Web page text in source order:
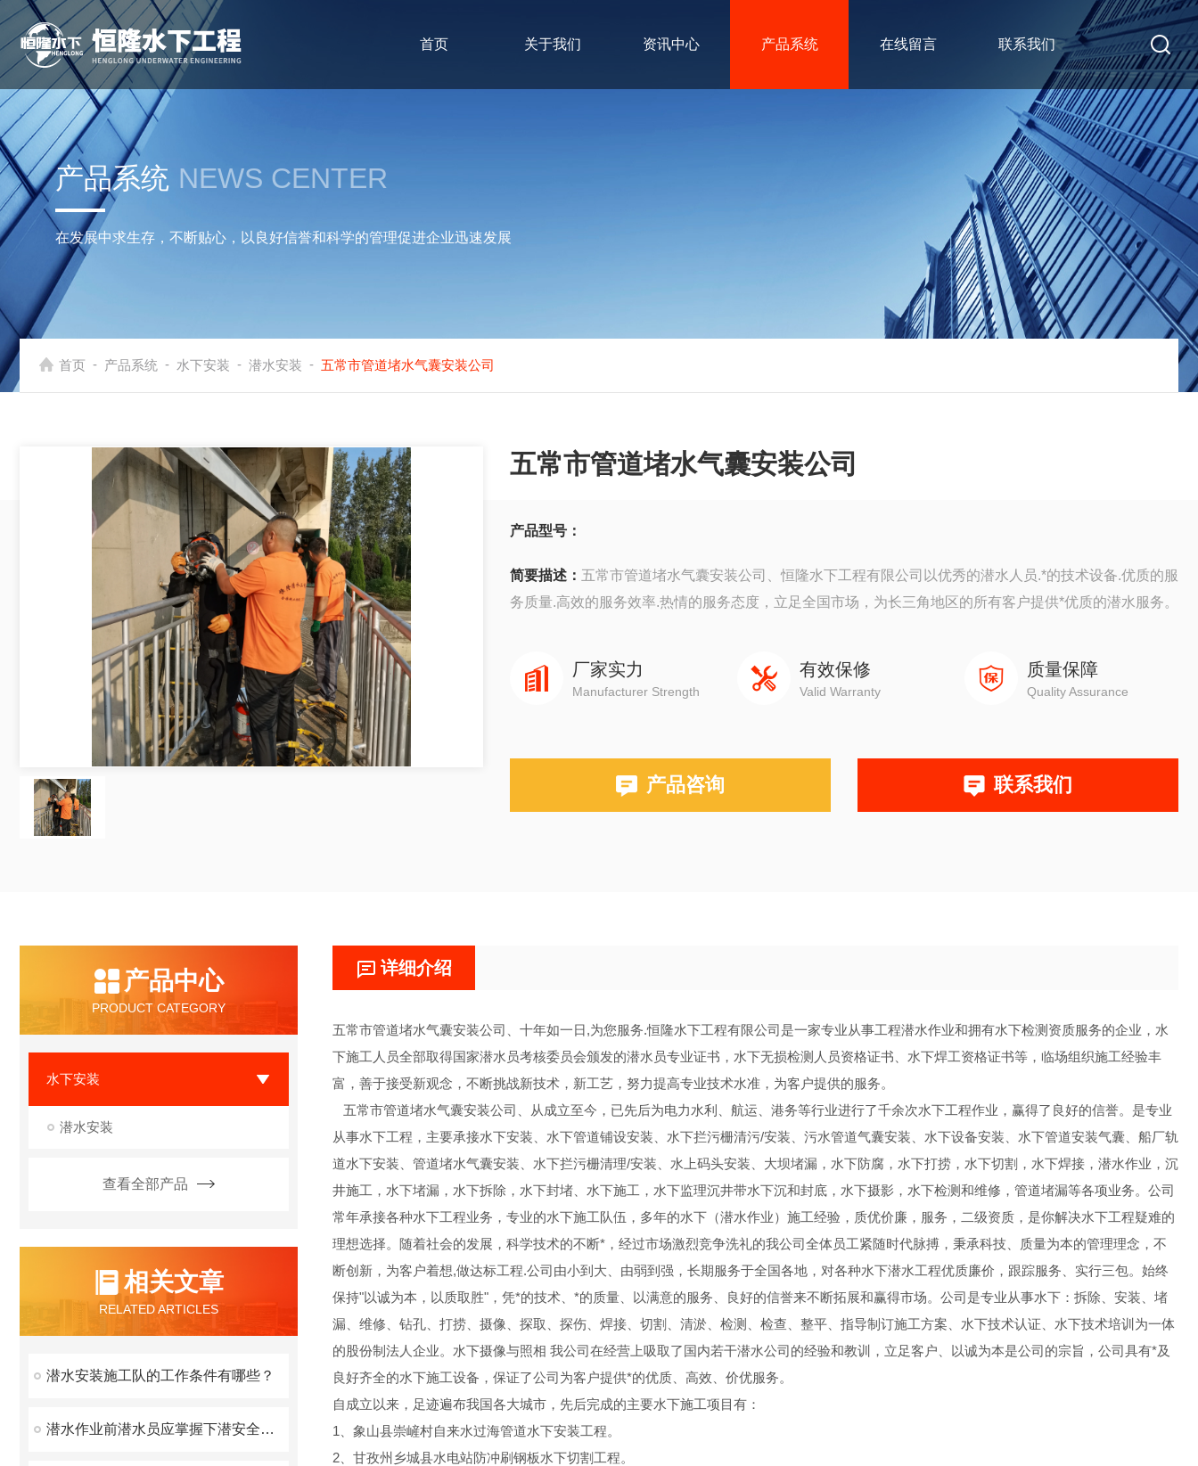
首页 关于我们 资讯中心 产品系统 在线留言 联系我们
产品系统 NEWS CENTER
在发展中求生存，不断贴心，以良好信誉和科学的管理促进企业迅速发展
首页 - 产品系统 - 水下安装 - 潜水安装 - 五常市管道堵水气囊安装公司
五常市管道堵水气囊安装公司
产品型号：
简要描述： 五常市管道堵水气囊安装公司、恒隆水下工程有限公司以优秀的潜水人员.*的技术设备.优质的服
务质量.高效的服务效率.热情的服务态度，立足全国市场，为长三角地区的所有客户提供*优质的潜水服务。
厂家实力
Manufacturer Strength
有效保修
Valid Warranty
质量保障
Quality Assurance
产品咨询 联系我们
产品中心
PRODUCT CATEGORY
水下安装
潜水安装
查看全部产品
相关文章
RELATED ARTICLES
潜水安装施工队的工作条件有哪些？
潜水作业前潜水员应掌握下潜安全要素
详细介绍
五常市管道堵水气囊安装公司、十年如一日,为您服务.恒隆水下工程有限公司是一家专业从事工程潜水作业和拥有水下检测资质服务的企业，水
下施工人员全部取得国家潜水员考核委员会颁发的潜水员专业证书，水下无损检测人员资格证书、水下焊工资格证书等，临场组织施工经验丰
富，善于接受新观念，不断挑战新技术，新工艺，努力提高专业技术水准，为客户提供的服务。
五常市管道堵水气囊安装公司、从成立至今，已先后为电力水利、航运、港务等行业进行了千余次水下工程作业，赢得了良好的信誉。是专业
从事水下工程，主要承接水下安装、水下管道铺设安装、水下拦污栅清污/安装、污水管道气囊安装、水下设备安装、水下管道安装气囊、船厂轨
道水下安装、管道堵水气囊安装、水下拦污栅清理/安装、水上码头安装、大坝堵漏，水下防腐，水下打捞，水下切割，水下焊接，潜水作业，沉
井施工，水下堵漏，水下拆除，水下封堵、水下施工，水下监理沉井带水下沉和封底，水下摄影，水下检测和维修，管道堵漏等各项业务。公司
常年承接各种水下工程业务，专业的水下施工队伍，多年的水下（潜水作业）施工经验，质优价廉，服务，二级资质，是你解决水下工程疑难的
理想选择。随着社会的发展，科学技术的不断*，经过市场激烈竞争洗礼的我公司全体员工紧随时代脉搏，秉承科技、质量为本的管理理念，不
断创新，为客户着想,做达标工程.公司由小到大、由弱到强，长期服务于全国各地，对各种水下潜水工程优质廉价，跟踪服务、实行三包。始终
保持"以诚为本，以质取胜"，凭*的技术、*的质量、以满意的服务、良好的信誉来不断拓展和赢得市场。公司是专业从事水下：拆除、安装、堵
漏、维修、钻孔、打捞、摄像、探取、探伤、焊接、切割、清淤、检测、检查、整平、指导制订施工方案、水下技术认证、水下技术培训为一体
的股份制法人企业。水下摄像与照相 我公司在经营上吸取了国内若干潜水公司的经验和教训，立足客户、以诚为本是公司的宗旨，公司具有*及
良好齐全的水下施工设备，保证了公司为客户提供*的优质、高效、价优服务。
自成立以来，足迹遍布我国各大城市，先后完成的主要水下施工项目有：
1、象山县崇嵼村自来水过海管道水下安装工程。
2、甘孜州乡城县水电站防冲刷钢板水下切割工程。